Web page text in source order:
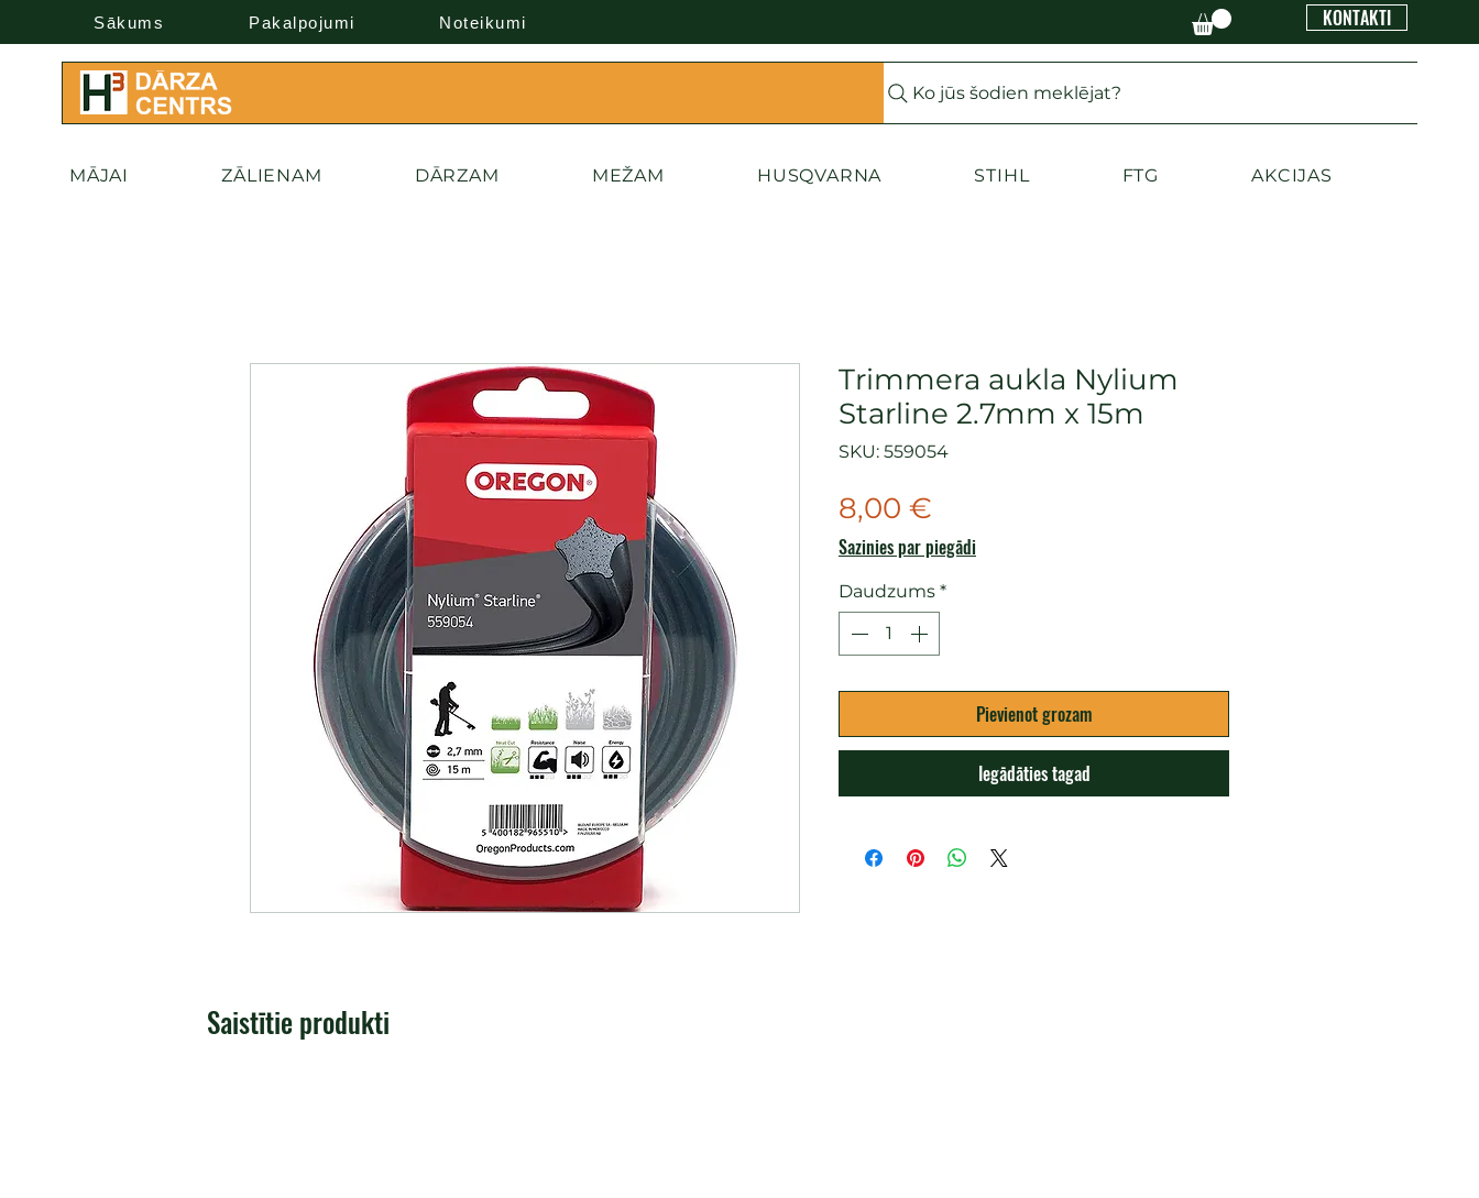
Sākums Pakalpojumi Noteikumi KONTAKTI
Ko jūs šodien meklējat?
MĀJAI ZĀLIENAM DĀRZAM MEŽAM HUSQVARNA STIHL FTG AKCIJAS
Trimmera aukla Nylium
Starline 2.7mm x 15m
SKU: 559054
8,00 €
Sazinies par piegādi
Daudzums *
Pievienot grozam
Iegādāties tagad
Saistītie produkti